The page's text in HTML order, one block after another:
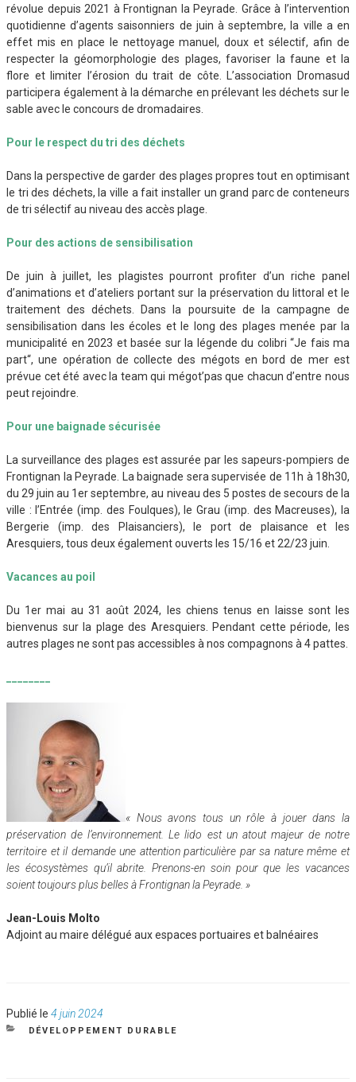
révolue depuis 2021 à Frontignan la Peyrade. Grâce à l’intervention
quotidienne d’agents saisonniers de juin à septembre, la ville a en
effet mis en place le nettoyage manuel, doux et sélectif, afin de
respecter la géomorphologie des plages, favoriser la faune et la
flore et limiter l’érosion du trait de côte. L’association Dromasud
participera également à la démarche en prélevant les déchets sur le
sable avec le concours de dromadaires.
Pour le respect du tri des déchets
Dans la perspective de garder des plages propres tout en optimisant
le tri des déchets, la ville a fait installer un grand parc de conteneurs
de tri sélectif au niveau des accès plage.
Pour des actions de sensibilisation
De juin à juillet, les plagistes pourront profiter d’un riche panel
d’animations et d’ateliers portant sur la préservation du littoral et le
traitement des déchets. Dans la poursuite de la campagne de
sensibilisation dans les écoles et le long des plages menée par la
municipalité en 2023 et basée sur la légende du colibri “Je fais ma
part“, une opération de collecte des mégots en bord de mer est
prévue cet été avec la team qui mégot’pas que chacun d’entre nous
peut rejoindre.
Pour une baignade sécurisée
La surveillance des plages est assurée par les sapeurs-pompiers de
Frontignan la Peyrade. La baignade sera supervisée de 11h à 18h30,
du 29 juin au 1er septembre, au niveau des 5 postes de secours de la
ville : l’Entrée (imp. des Foulques), le Grau (imp. des Macreuses), la
Bergerie (imp. des Plaisanciers), le port de plaisance et les
Aresquiers, tous deux également ouverts les 15/16 et 22/23 juin.
Vacances au poil
Du 1er mai au 31 août 2024, les chiens tenus en laisse sont les
bienvenus sur la plage des Aresquiers. Pendant cette période, les
autres plages ne sont pas accessibles à nos compagnons à 4 pattes.
« Nous avons tous un rôle à jouer dans la
préservation de l’environnement. Le lido est un atout majeur de notre
territoire et il demande une attention particulière par sa nature même et
les écosystèmes qu’il abrite. Prenons-en soin pour que les vacances
soient toujours plus belles à Frontignan la Peyrade. »
Jean-Louis Molto
Adjoint au maire délégué aux espaces portuaires et balnéaires
Publié le Publié
le
4 juin 2024
CATÉGORIES
DÉVELOPPEMENT DURABLE